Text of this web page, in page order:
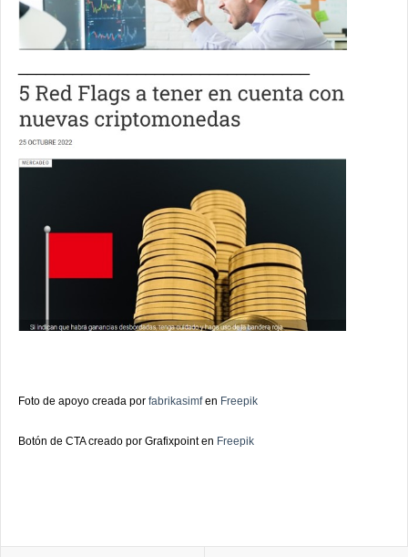
Foto de apoyo creada por fabrikasimfen Freepik
Botón de CTA creado por Grafixpoint en Freepik